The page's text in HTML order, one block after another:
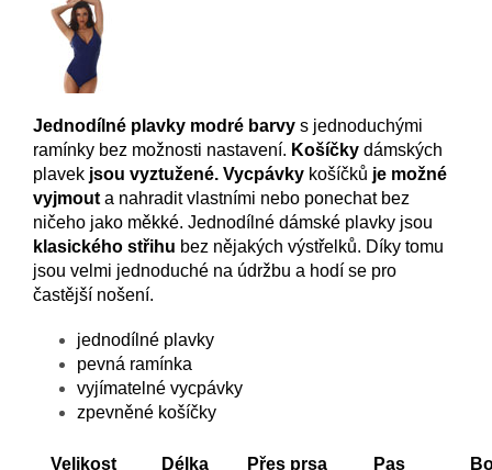
Jednodílné plavky modré barvy s jednoduchými
ramínky bez možnosti nastavení. Košíčky dámských
plavek jsou vyztužené. Vycpávky košíčků je možné
vyjmout a nahradit vlastními nebo ponechat bez
ničeho jako měkké. Jednodílné dámské plavky jsou
klasického střihu bez nějakých výstřelků. Díky tomu
jsou velmi jednoduché na údržbu a hodí se pro
častější nošení.
jednodílné plavky
pevná ramínka
vyjímatelné vycpávky
zpevněné košíčky
Velikost Délka Přes prsa Pas